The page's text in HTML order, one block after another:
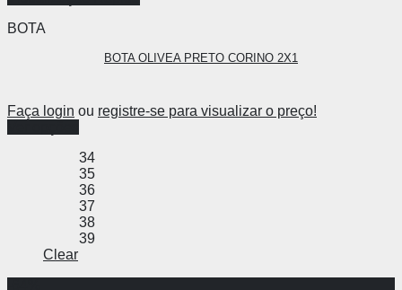
BOTA
BOTA OLIVEA PRETO CORINO 2X1
Faça login ou registre-se para visualizar o preço!
34
35
36
37
38
39
Clear